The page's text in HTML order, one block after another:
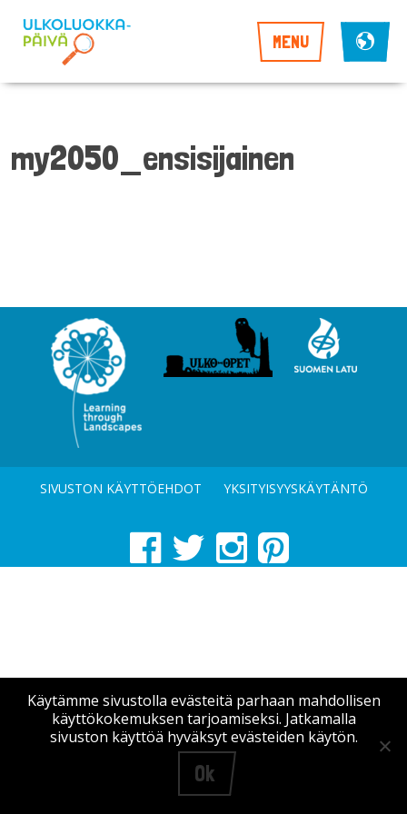
MENU
my2050_ensisijainen
SIVUSTON KÄYTTÖEHDOT YKSITYISYYSKÄYTÄNTÖ
Käytämme sivustolla evästeitä parhaan mahdollisen
käyttökokemuksen tarjoamiseksi. Jatkamalla
sivuston käyttöä hyväksyt evästeiden käytön.
Ok